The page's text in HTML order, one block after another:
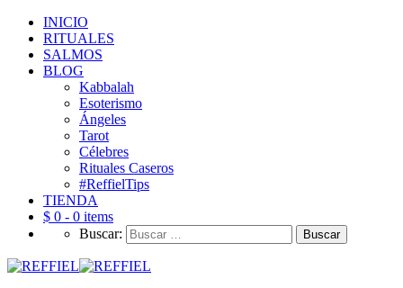
INICIO
RITUALES
SALMOS
BLOG
Kabbalah
Esoterismo
Ángeles
Tarot
Célebres
Rituales Caseros
#ReffielTips
TIENDA
$ 0 - 0 items
Buscar: